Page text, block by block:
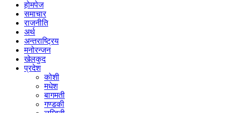
होमपेज
समाचार
राजनीति
अर्थ
अन्तराष्ट्रिय
मनोरन्जन
खेलकुद
प्रदेश
कोशी
मधेश
बागमती
गण्डकी